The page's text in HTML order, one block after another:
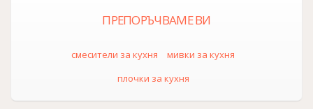
ПРЕПОРЪЧВАМЕ ВИ
смесители за кухня
мивки за кухня
плочки за кухня